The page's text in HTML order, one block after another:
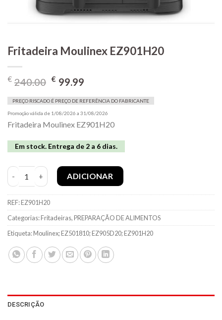
Fritadeira Moulinex EZ901H20
€ 240.00 O
original
era:
€240.00.
€ 99.99
atual
é:
€99.99.
PREÇO RISCADO É PREÇO DE REFERÊNCIA DO FABRICANTE
Promoção válida de 1/08/2026 a 31/08/2026
Fritadeira Moulinex EZ901H20
Em stock. Entrega de 2 a 6 dias.
Quantidade de Fritadeira Moulinex EZ901H20
ADICIONAR
REF:EZ901H20
Categorias:Fritadeiras,PREPARAÇÃO DE ALIMENTOS
Etiqueta:Moulinex; EZ501810; EZ905D20; EZ901H20
DESCRIÇÃO